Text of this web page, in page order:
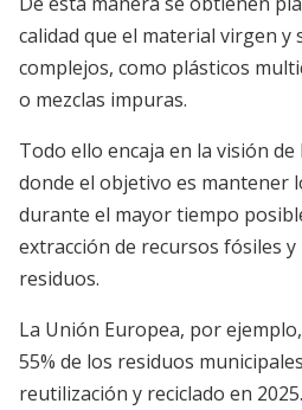
calidad que el material virgen
complejos, como plásticos
o mezclas impuras.
Todo ello encaja en la visión de
donde el objetivo es mantener
durante el mayor tiempo
extracción de recursos fósiles
residuos.
La Unión Europea, por
55% de los residuos
reutilización y reciclado en 2025.